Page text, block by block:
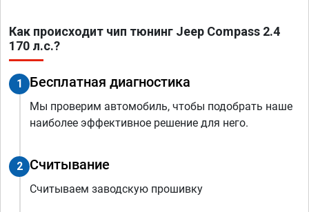
Как происходит чип тюнинг Jeep Compass 2.4
170 л.с.?
1 Бесплатная диагностика
Мы проверим автомобиль, чтобы подобрать наше
наиболее эффективное решение для него.
2 Считывание
Считываем заводскую прошивку